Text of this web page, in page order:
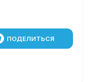
ПОДЕЛИТЬСЯ